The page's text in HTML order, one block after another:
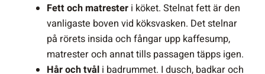
Fett och matresteri köket. Stelnat fett är den
vanligaste boven vid köksvasken. Det stelnar
på rörets insida och fångar upp kaffesump,
matrester och annat tills passagen täpps igen.
Hår och tvåli badrummet. I dusch, badkar och